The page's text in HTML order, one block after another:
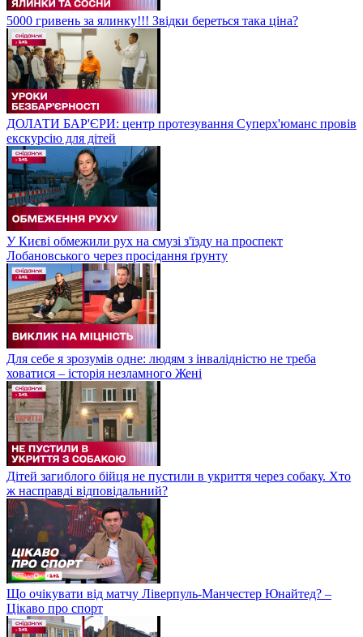
5000 гривень за ялинку!!! Звідки береться така ціна?
ДОЛАТИ БАР'ЄРИ: центр протезування Суперх'юманс провів
екскурсію для дітей
У Києві обмежили рух на смузі з'їзду на проспект
Лобановського через просідання ґрунту
Для себе я зрозумів одне: людям з інвалідністю не треба
ховатися – історія незламного Жені
Дітей загиблого бійця не пустили в укриття через собаку. Хто
ж насправді відповідальний?
Що очікувати від матчу Ліверпуль-Манчестер Юнайтед? –
Цікаво про спорт